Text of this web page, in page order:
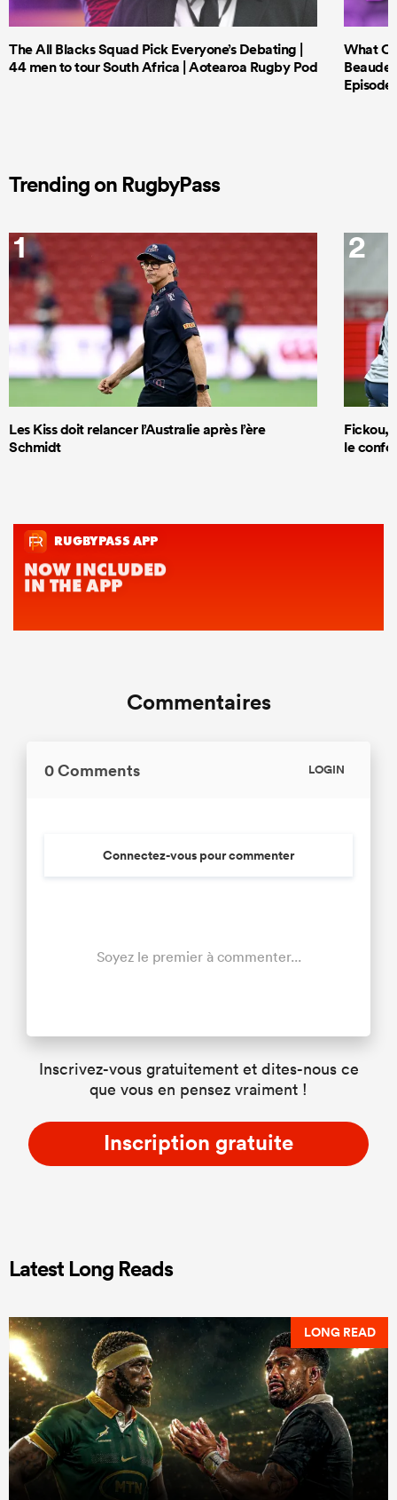
The All Blacks Squad Pick Everyone’s Debating |
44 men to tour South Africa | Aotearoa Rugby Pod
What
Episode
Trending on RugbyPass
1
Les Kiss doit relancer l’Australie après l’ère
Schmidt
2
Fickou,
le
Commentaires
0 Comments LOGIN
Connectez-vous pour commenter
Soyez le premier à commenter...
Inscrivez-vous gratuitement et dites-nous ce
que vous en pensez vraiment !
Inscription gratuite
Latest Long Reads
LONG READ